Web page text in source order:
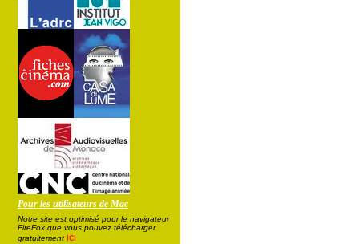
Pour les utilisateurs de Mac
Notre site est optimisé pour le navigateur
FireFox que vous pouvez télécharger
gratuitement ici